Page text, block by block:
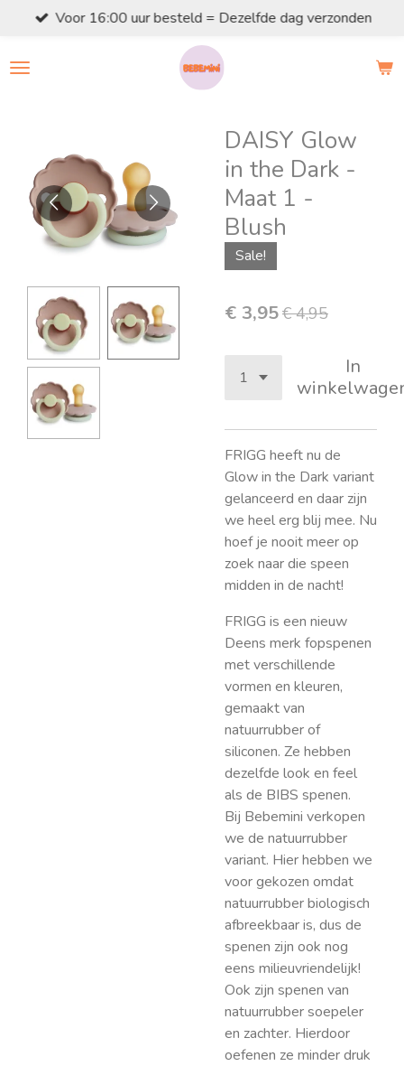
naar
Voor 16:00 uur besteld = Dezelfde dag verzonden
DAISY Glow
in the Dark -
Maat 1 -
Blush
Sale!
€ 3,95€ 4,95
In
FRIGG heeft nu de
Glow in the Dark variant
gelanceerd en daar zijn
we heel erg blij mee. Nu
hoef je nooit meer op
zoek naar die speen
midden in de nacht!
FRIGG is een nieuw
Deens merk fopspenen
met verschillende
vormen en kleuren,
gemaakt van
natuurrubber of
siliconen. Ze hebben
dezelfde look en feel
als de BIBS spenen.
Bij Bebemini verkopen
we de natuurrubber
variant. Hier hebben we
voor gekozen omdat
natuurrubber biologisch
afbreekbaar is, dus de
spenen zijn ook nog
eens milieuvriendelijk!
Ook zijn spenen van
natuurrubber soepeler
en zachter. Hierdoor
oefenen ze minder druk